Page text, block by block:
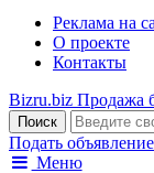
Реклама на
О проекте
Контакты
Bizru.biz Продажа
Подать объявление
Меню